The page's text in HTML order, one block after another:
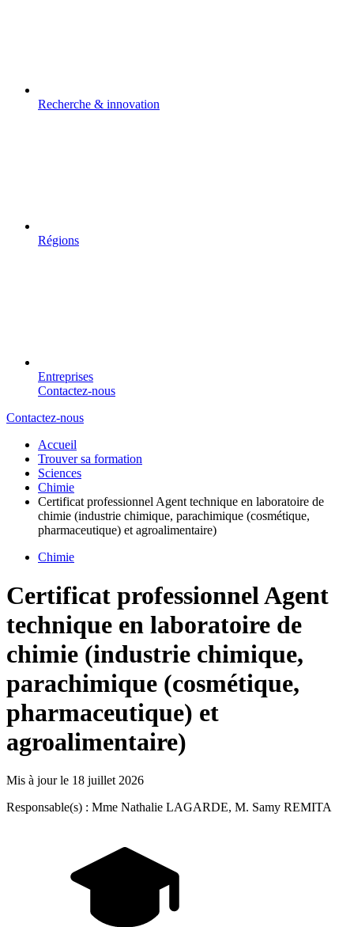
Recherche & innovation
Régions
Entreprises
Contactez-nous
Contactez-nous
Accueil
Trouver sa formation
Sciences
Chimie
Certificat professionnel Agent technique en laboratoire de
chimie (industrie chimique, parachimique (cosmétique,
pharmaceutique) et agroalimentaire)
Chimie
Certificat professionnel Agent
technique en laboratoire de
chimie (industrie chimique,
parachimique (cosmétique,
pharmaceutique) et
agroalimentaire)
Mis à jour le 18 juillet 2026
Responsable(s) : Mme Nathalie LAGARDE, M. Samy REMITA